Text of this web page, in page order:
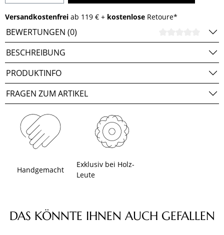
Versandkostenfrei ab 119 € + kostenlose Retoure*
BEWERTUNGEN (0)
BESCHREIBUNG
PRODUKTINFO
FRAGEN ZUM ARTIKEL
Handgemacht
Exklusiv bei Holz-
Leute
Produktgalerie überspringen
DAS KÖNNTE IHNEN AUCH GEFALLEN